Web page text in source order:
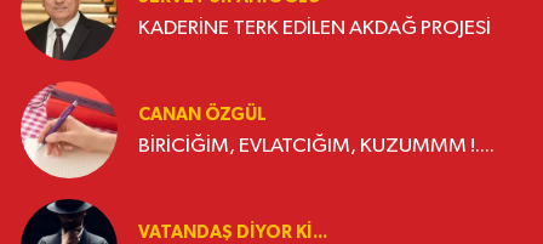
KADERİNE TERK EDİLEN AKDAĞ PROJESİ
CANAN ÖZGÜL
BİRİCİĞİM, EVLATCIĞIM, KUZUMMM !....
VATANDAŞ DIYOR KI...